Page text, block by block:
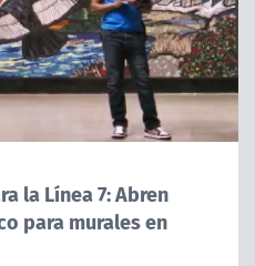
la Línea 7: Abren
para murales en